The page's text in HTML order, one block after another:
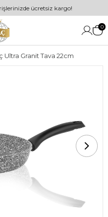
ücretsiz kargo!
0
Ultra Granit Tava 22cm